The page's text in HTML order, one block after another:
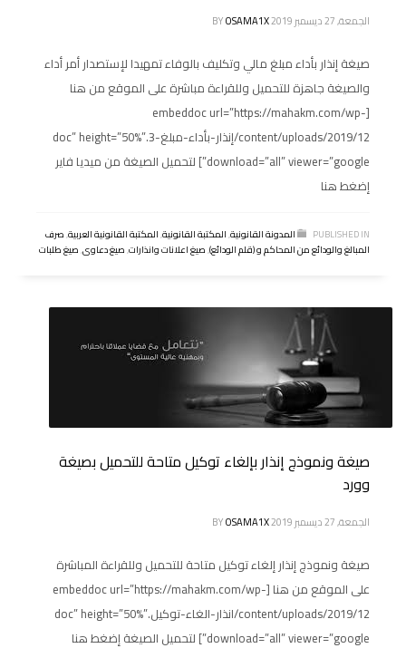
الجمعة, 27 ديسمبر 2019 BYOSAMA1X
صيغة إنذار بأداء مبلغ مالي وتكليف بالوفاء تمهيدا لإستصدار أمر أداء
والصيغة جاهزة للتحميل وللقراءة مباشرة على الموقع من هنا
[embeddoc url=”https://mahakm.com/wp-
content/uploads/2019/12/إنذار-بأداء-مبلغ-3.doc” height=”50%”
download=”all” viewer=”google”] لتحميل الصيغة من ميديا فاير
إضغط هنا
PUBLISHED IN المدونة القانونية,المكتبة القانونية,المكتبة القانونية العربية,صرف
المبالغ والودائع من المحاكم و (قلم الودائع),صيغ اعلانات وانذارات,صيغ دعاوى,صيغ طلبات
صيغة ونموذج إنذار بإلغاء توكيل متاحة للتحميل بصيغة
وورد
الجمعة, 27 ديسمبر 2019 BYOSAMA1X
صيغة ونموذج إنذار إلغاء توكيل متاحة للتحميل وللقراءة المباشرة
على الموقع من هنا [embeddoc url=”https://mahakm.com/wp-
content/uploads/2019/12/انذار-الغاء-توكيل.doc” height=”50%”
download=”all” viewer=”google”] لتحميل الصيغة إضغط هنا